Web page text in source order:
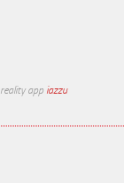
app iazzu